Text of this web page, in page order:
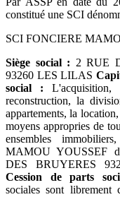
constitué une SCI
SCI FONCIERE
Siège social : 2 RUE
93260 LES LILAS
social : L'acquisition,
reconstruction, la
appartements, la
moyens appropries de
ensembles
MAMOU YOUSSEF
DES BRUYERES
Cession de parts
sociales sont librement